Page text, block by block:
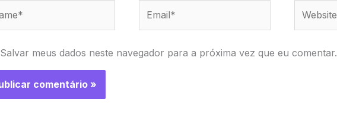
Salvar meus dados neste navegador para a próxima vez que eu comentar.